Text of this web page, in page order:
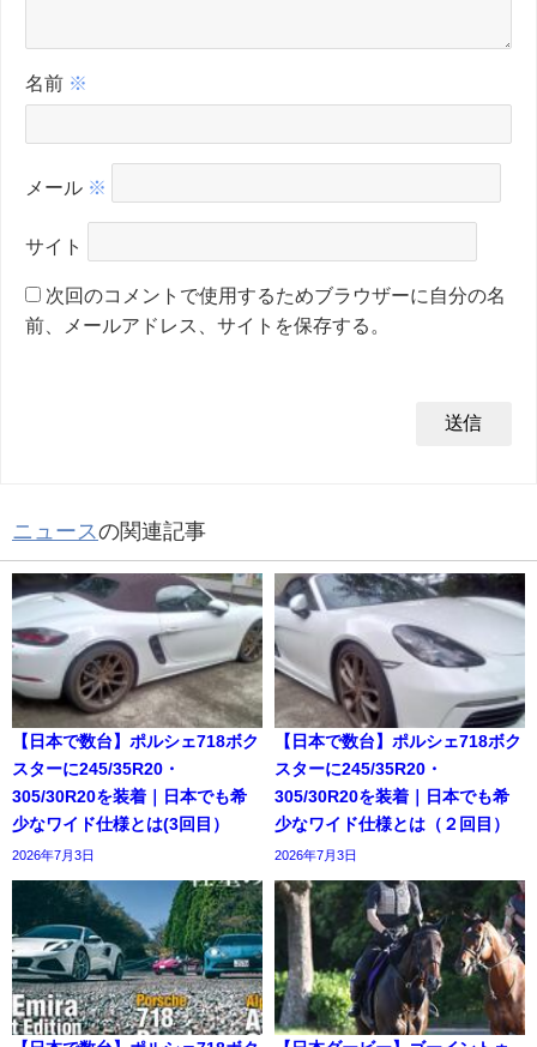
名前 ※
メール ※
サイト
次回のコメントで使用するためブラウザーに自分の名
前、メールアドレス、サイトを保存する。
ニュースの関連記事
【日本で数台】ポルシェ718ボク
スターに245/35R20・
305/30R20を装着｜日本でも希
少なワイド仕様とは(3回目）
2026年7月3日
【日本で数台】ポルシェ718ボク
スターに245/35R20・
305/30R20を装着｜日本でも希
少なワイド仕様とは（２回目）
2026年7月3日